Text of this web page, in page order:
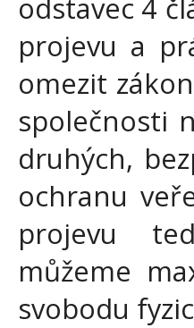
odstavec 4
projevu a
omezit
společnosti
druhých,
ochranu
projevu
můžeme
svobodu